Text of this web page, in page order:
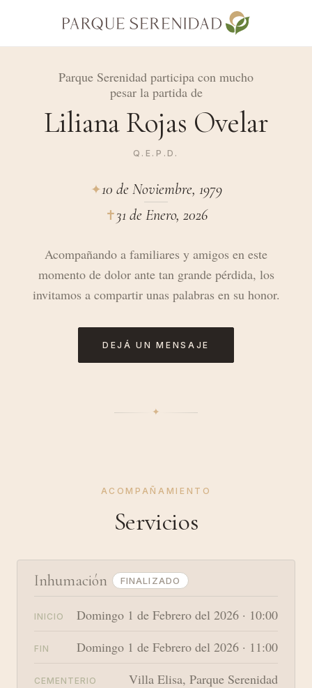
Parque Serenidad participa con mucho
pesar la partida de
Liliana Rojas Ovelar
Q.E.P.D.
✦︎10 de Noviembre, 1979
✝︎31 de Enero, 2026
Acompañando a familiares y amigos en este
momento de dolor ante tan grande pérdida, los
invitamos a compartir unas palabras en su honor.
DEJÁ UN MENSAJE
✦︎
ACOMPAÑAMIENTO
Servicios
Inhumación FINALIZADO
INICIO Domingo 1 de Febrero del 2026 · 10:00
FIN Domingo 1 de Febrero del 2026 · 11:00
CEMENTERIO Villa Elisa, Parque Serenidad